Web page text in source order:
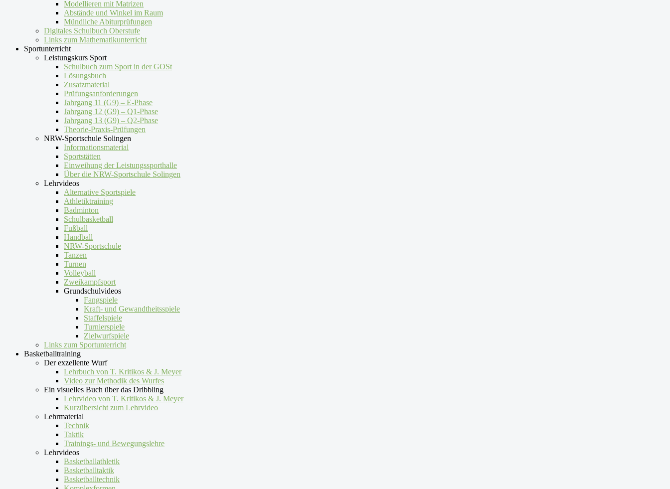
Modellieren mit Matrizen
Abstände und Winkel im Raum
Mündliche Abiturprüfungen
Digitales Schulbuch Oberstufe
Links zum Mathematikunterricht
Sportunterricht
Leistungskurs Sport
Schulbuch zum Sport in der GOSt
Lösungsbuch
Zusatzmaterial
Prüfungsanforderungen
Jahrgang 11 (G9) – E-Phase
Jahrgang 12 (G9) – Q1-Phase
Jahrgang 13 (G9) – Q2-Phase
Theorie-Praxis-Prüfungen
NRW-Sportschule Solingen
Informationsmaterial
Sportstätten
Einweihung der Leistungssporthalle
Über die NRW-Sportschule Solingen
Lehrvideos
Alternative Sportspiele
Athletiktraining
Badminton
Schulbasketball
Fußball
Handball
NRW-Sportschule
Tanzen
Turnen
Volleyball
Zweikampfsport
Grundschulvideos
Fangspiele
Kraft- und Gewandtheitsspiele
Staffelspiele
Turnierspiele
Zielwurfspiele
Links zum Sportunterricht
Basketballtraining
Der exzellente Wurf
Lehrbuch von T. Kritikos & J. Meyer
Video zur Methodik des Wurfes
Ein visuelles Buch über das Dribbling
Lehrvideo von T. Kritikos & J. Meyer
Kurzübersicht zum Lehrvideo
Lehrmaterial
Technik
Taktik
Trainings- und Bewegungslehre
Lehrvideos
Basketballathletik
Basketballtaktik
Basketballtechnik